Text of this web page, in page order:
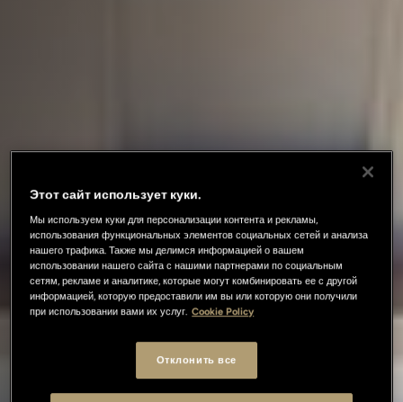
Этот сайт использует куки.
Мы используем куки для персонализации контента и рекламы,
использования функциональных элементов социальных сетей и анализа
нашего трафика. Также мы делимся информацией о вашем
использовании нашего сайта с нашими партнерами по социальным
сетям, рекламе и аналитике, которые могут комбинировать ее с другой
информацией, которую предоставили им вы или которую они получили
при использовании вами их услуг. Cookie Policy
Отклонить все